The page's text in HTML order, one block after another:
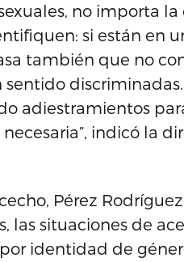
no importa
si están en
también que no
adiestramientos
indicó la
Pérez
las situaciones de
identidad de